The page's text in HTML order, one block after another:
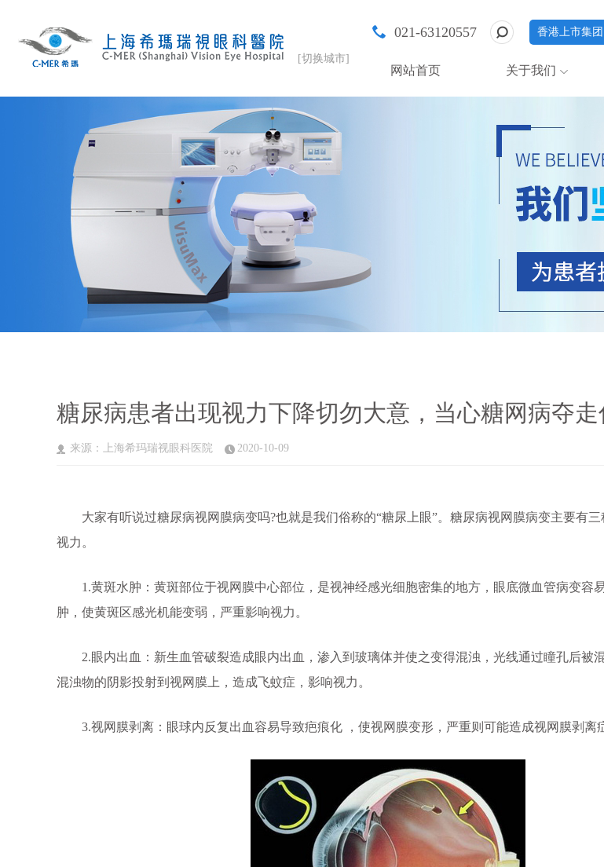
[切换城市]
021-63120557 香港上市集团
网站首页 关于我们
糖尿病患者出现视力下降切勿大意，当心糖网病夺走
来源：上海希玛瑞视眼科医院 2020-10-09
大家有听说过糖尿病视网膜病变吗?也就是我们俗称的“糖尿上眼”。糖尿病视网膜病变主要有三
视力。
1.黄斑水肿：黄斑部位于视网膜中心部位，是视神经感光细胞密集的地方，眼底微血管病变容
肿，使黄斑区感光机能变弱，严重影响视力。
2.眼内出血：新生血管破裂造成眼内出血，渗入到玻璃体并使之变得混浊，光线通过瞳孔后被
混浊物的阴影投射到视网膜上，造成飞蚊症，影响视力。
3.视网膜剥离：眼球内反复出血容易导致疤痕化 ，使视网膜变形，严重则可能造成视网膜剥离